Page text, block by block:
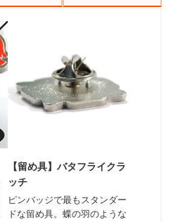
【留め具】バタフライクラ
ッチ
ピンバッジで最もスタンダー
ドな留め具。蝶の羽のような